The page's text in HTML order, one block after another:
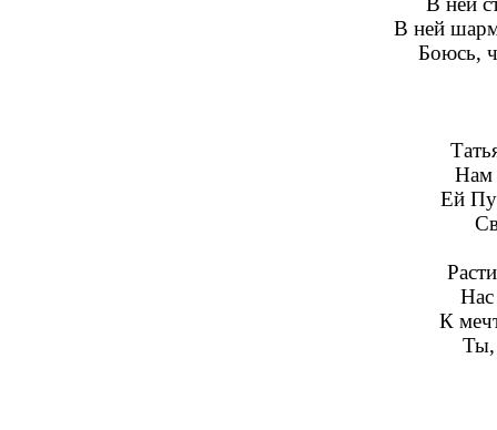
В ней
Боюсь,
Нам
Ей
Нас
К
Ты,